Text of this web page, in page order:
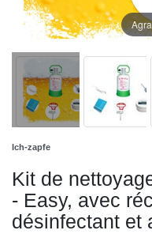
Ich-zapfe
Kit de
- Easy, avec
désinfectant et